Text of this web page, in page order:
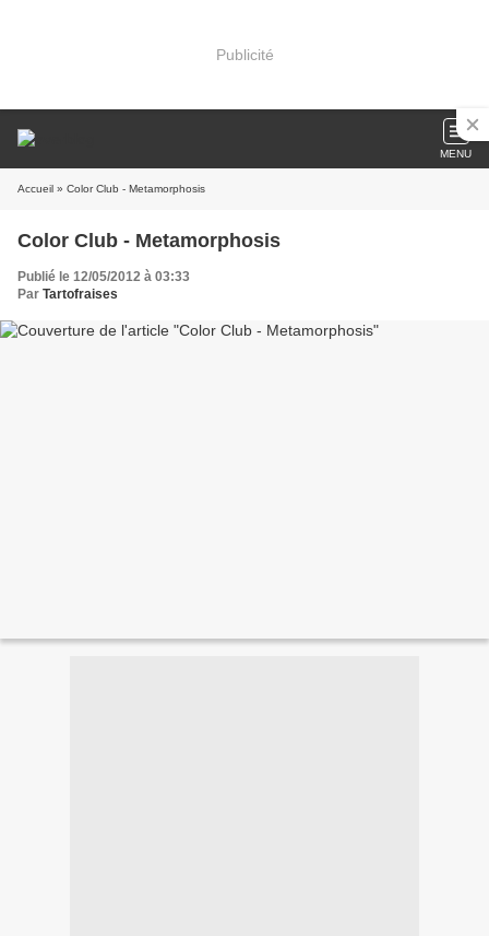
Publicité
MENU
Accueil » Color Club - Metamorphosis
Color Club - Metamorphosis
Publié le 12/05/2012 à 03:33
Par Tartofraises